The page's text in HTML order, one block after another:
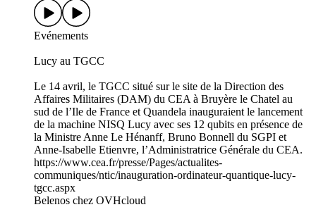
Evénements
Lucy au TGCC
Le 14 avril, le TGCC situé sur le site de la Direction des
Affaires Militaires (DAM) du CEA à Bruyère le Chatel au
sud de l’Ile de France et Quandela inauguraient le lancement
de la machine NISQ Lucy avec ses 12 qubits en présence de
la Ministre Anne Le Hénanff, Bruno Bonnell du SGPI et
Anne-Isabelle Etienvre, l’Administratrice Générale du CEA.
https://www.cea.fr/presse/Pages/actualites-
communiques/ntic/inauguration-ordinateur-quantique-lucy-
tgcc.aspx
Belenos chez OVHcloud